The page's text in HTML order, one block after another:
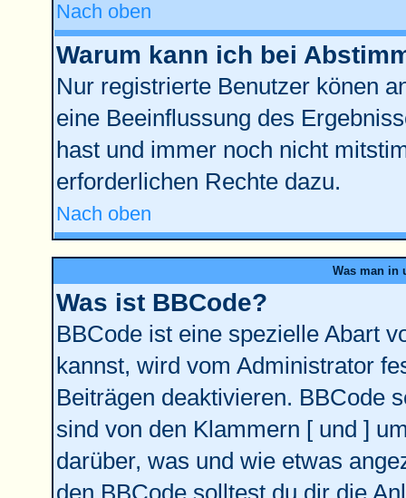
Nach oben
Warum kann ich bei
Nur registrierte Benutzer könen
eine Beeinflussung des
hast und immer noch nicht
erforderlichen Rechte dazu.
Nach oben
Was man in
Was ist BBCode?
BBCode ist eine spezielle Abart
kannst, wird vom Administrator
Beiträgen deaktivieren. BBCode
sind von den Klammern [ und ]
darüber, was und wie etwas
den BBCode solltest du dir die